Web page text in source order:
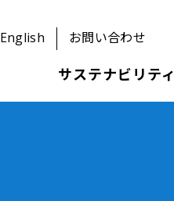
English お問い合わせ
サステナビリティ